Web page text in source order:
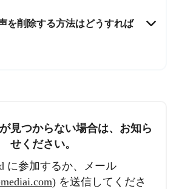
を削除する方法はどうすれば
見つからない場合は、お知ら
せください。
に参加するか、メール
) を送信してくださ